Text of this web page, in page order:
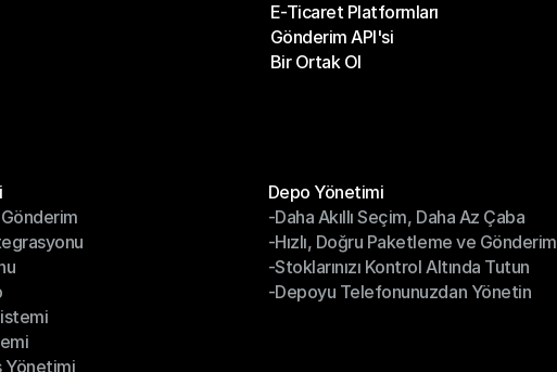
Kargo Şirketleri
E-Ticaret Platformları
E-Ticaret Platformları
Gönderim API'si
Gönderim API'si
Bir Ortak Ol
Yönetimi
Depo Yönetimi
Depo Yönetimi
-Daha Akıllı Seçim, Daha Az Çaba
-Daha Akıllı Seçim, Daha Az Çaba
-Hızlı, Doğru Paketleme ve Gönderim
-Hızlı, Doğru Paketleme ve Gönderim
-Stoklarınızı Kontrol Altında Tutun
-Stoklarınızı Kontrol Altında Tutun
-Depoyu Telefonunuzdan Yönetin